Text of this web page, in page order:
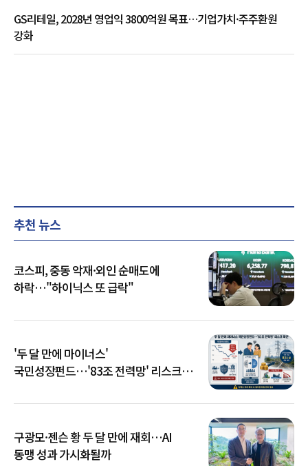
GS리테일, 2028년 영업익 3800억원 목표…기업가치·주주환원
강화
추천 뉴스
코스피, 중동 악재·외인 순매도에
하락…"하이닉스 또 급락"
'두 달 만에 마이너스'
국민성장펀드…'83조 전력망' 리스크
구광모·젠슨 황 두 달 만에 재회…AI
동맹 성과 가시화될까